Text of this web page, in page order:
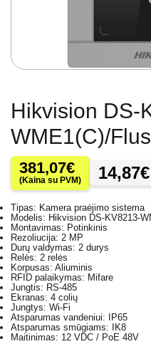
Hikvision DS-
WME1(C)/
381,07€
(Kaina su PVM) 14,87€
Tipas: Kamera praėjimo sistema
Modelis: Hikvision DS-KV8213-
Montavimas: Potinkinis
Rezoliucija: 2 MP
Durų valdymas: 2 durys
Relės: 2 relės
Korpusas: Aliuminis
RFID palaikymas: Mifare
Jungtis: RS-485
Ekranas: 4 colių
Jungtys: Wi-Fi
Atsparumas vandeniui: IP65
Atsparumas smūgiams: IK8
Maitinimas: 12 VDC / PoE 48V